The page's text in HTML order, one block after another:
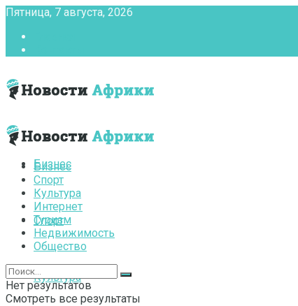
Пятница, 7 августа, 2026
Бизнес
Спорт
Культура
Бизнес
Спорт
Культура
Интернет
Туризм
Недвижимость
Общество
Нет результатов
Смотреть все результаты